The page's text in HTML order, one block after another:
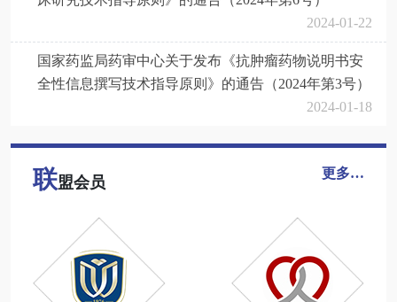
2024-01-22
国家药监局药审中心关于发布《抗肿瘤药物说明书安
全性信息撰写技术指导原则》的通告（2024年第3号）
2024-01-18
更多…
联盟会员